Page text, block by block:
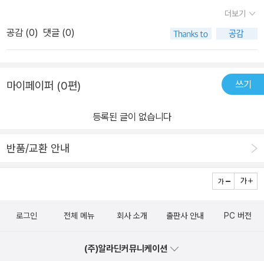
제도가 있었으나 유교와 불교 도입 후 사라졌다고 하니 인신공양 관
행도 문명의 발전 지표가 되는지 궁금하다.잉카 문명에 대한 맛보기
펼쳐진다. 잉카를 둘러싼 여러 문화, 경제, 자연 환경이 어떻게 잉카에
영향을 주었고역사를 전개시켜왔는지, 상세히 알 수 있다.잉카 문명
이 얼마나 찬란했는지, 잉카인들은 과연어떠한 사람들이었는지, 그들
궁금증들을 다 풀 수 있다.역사, 미스터리, 불가사의에 관심 있는 사람
더보기
공감 (0) 댓글 (0)
마이페이퍼 (0편) 쓰기
등록된 글이 없습니다
반품/교환 안내
로그인 전체 메뉴 회사 소개 출판사 안내 PC 버전
(주)알라딘커뮤니케이션